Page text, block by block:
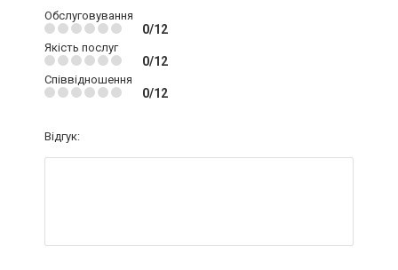
Обслуговування
0/12
Якість послуг
0/12
Співвідношення
0/12
Відгук: